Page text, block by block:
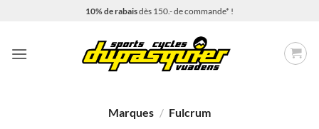
10% de rabaisdès 150.- de commande* !
Marques / Fulcrum